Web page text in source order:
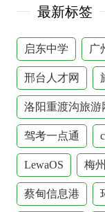
最新标签
启东中学 广
邢台人才网
洛阳重渡沟旅游
驾考一点通
LewaOS 梅
蔡甸信息港